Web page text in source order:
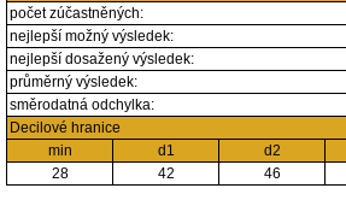
počet zúčastněných:
nejlepší možný výsledek:
nejlepší dosažený výsledek:
průměrný výsledek:
směrodatná odchylka:
Decilové hranice
min
d1 d2
28
42 46